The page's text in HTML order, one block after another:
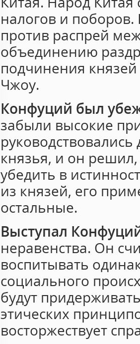
налогов и
против распрей
объединению
подчинения
Чжоу.
Конфуций был
забыли высокие
князья, и он решил,
убедить в
из князей, его
остальные.
Выступал
неравенства. Он
воспитывать
социального
будут
этических
восторжествует